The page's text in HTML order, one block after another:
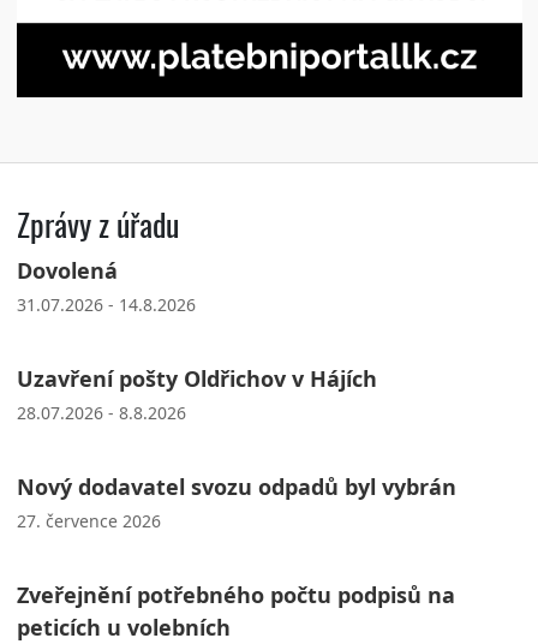
Zprávy z úřadu
Dovolená
31.07.2026 - 14.8.2026
Uzavření pošty Oldřichov v Hájích
28.07.2026 - 8.8.2026
Nový dodavatel svozu odpadů byl vybrán
27. července 2026
Zveřejnění potřebného počtu podpisů na
peticích u volebních